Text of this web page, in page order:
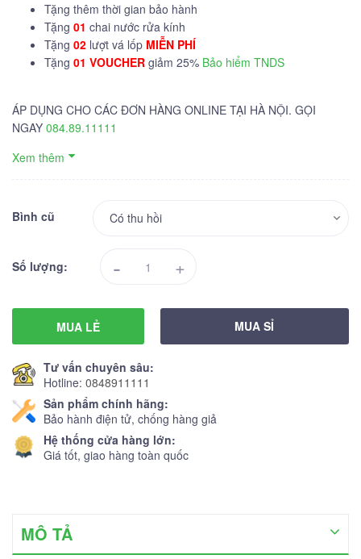
Tặng thêm thời gian bảo hành
Tặng 01 chai nước rửa kính
Tặng 02 lượt vá lốp MIỄN PHÍ
Tặng 01 VOUCHER giảm 25% Bảo hiểm TNDS
ÁP DỤNG CHO CÁC ĐƠN HÀNG ONLINE TẠI HÀ NỘI. GỌI
NGAY 084.89.11111
Xem thêm
Bình cũ
Số lượng: - +
MUA LẺ MUA SỈ
Tư vấn chuyên sâu:
Hotline: 0848911111
Sản phẩm chính hãng:
Bảo hành điện tử, chống hàng giả
Hệ thống cửa hàng lớn:
Giá tốt, giao hàng toàn quốc
MÔ TẢ